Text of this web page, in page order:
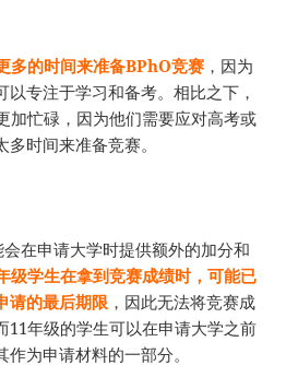
多的时间来准备BPhO竞赛 ，因为
以专注于学习和备考。相比之下，
加忙碌，因为他们需要应对高考或
时间来准备竞赛。
在申请大学时提供额外的加分和
级学生在拿到竞赛成绩时，可能已
请的最后期限 ，因此无法将竞赛成
11年级的学生可以在申请大学之前
为申请材料的一部分。